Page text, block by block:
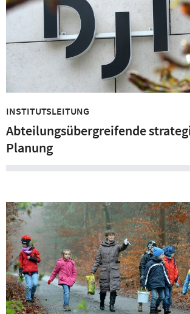
INSTITUTSLEITUNG
Abteilungsübergreifende
Planung